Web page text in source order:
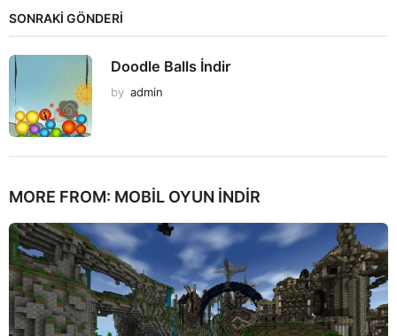
SONRAKİ GÖNDERİ
Doodle Balls İndir
by admin
MORE FROM: MOBIL OYUN INDIR